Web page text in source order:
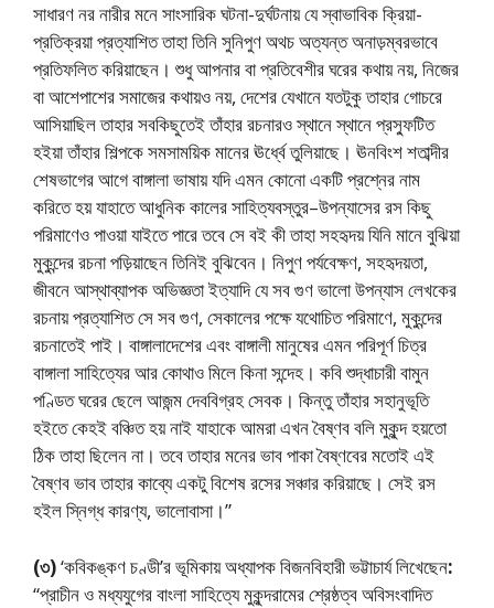
সাধারণ নর নারীর মনে সাংসারিক ঘটনা-দুর্ঘটনায় যে স্বাভাবিক ক্রিয়া-
প্রতিক্রয়া প্রত্যাশিত তাহা তিনি সুনিপুণ অথচ অত্যন্ত অনাড়ম্বরভাবে
প্রতিফলিত করিয়াছেন। শুধু আপনার বা প্রতিবেশীর ঘরের কথায় নয়, নিজের
বা আশেপাশের সমাজের কথায়ও নয়, দেশের যেখানে যতটুকু তাহার গোচরে
আসিয়াছিল তাহার সবকিছুতেই তাঁহার রচনারও স্থানে স্থানে প্রস্ফুটিত
হইয়া তাঁহার শিল্পকে সমসাময়িক মানের ঊর্ধ্বে তুলিয়াছে। ঊনবিংশ শতাব্দীর
শেষভাগের আগে বাঙ্গালা ভাষায় যদি এমন কোনো একটি প্রশ্নের নাম
করিতে হয় যাহাতে আধুনিক কালের সাহিত্যবস্তুর–উপন্যাসের রস কিছু
পরিমাণেও পাওয়া যাইতে পারে তবে সে বই কী তাহা সহহৃদয় যিনি মানে বুঝিয়া
মুকুন্দের রচনা পড়িয়াছেন তিনিই বুঝিবেন। নিপুণ পর্যবেক্ষণ, সহহৃদয়তা,
জীবনে আস্থাব্যাপক অভিজ্ঞতা ইত্যাদি যে সব গুণ ভালো উপন্যাস লেখকের
রচনায় প্রত্যাশিত সে সব গুণ, সেকালের পক্ষে যথোচিত পরিমাণে, মুকুন্দের
রচনাতেই পাই। বাঙ্গালাদেশের এবং বাঙ্গালী মানুষের এমন পরিপূর্ণ চিত্র
বাঙ্গালা সাহিত্যের আর কোথাও মিলে কিনা সন্দেহ। কবি শুদ্ধাচারী বামুন
পণ্ডিত ঘরের ছেলে আজন্ম দেববিগ্রহ সেবক। কিন্তু তাঁহার সহানুভূতি
হইতে কেহই বঞ্চিত হয় নাই যাহাকে আমরা এখন বৈষ্ণব বলি মুকুন্দ হয়তো
ঠিক তাহা ছিলেন না। তবে তাহার মনের ভাব পাকা বৈষ্ণবের মতোই এই
বৈষ্ণব ভাব তাহার কাব্যে একটু বিশেষ রসের সঞ্চার করিয়াছে। সেই রস
হইল স্নিগ্ধ কারণ্য, ভালোবাসা।”
(৩)‘কবিকঙ্কণ চণ্ডী’র ভূমিকায় অধ্যাপক বিজনবিহারী ভট্টাচার্য লিখেছেন:
“প্রাচীন ও মধ্যযুগের বাংলা সাহিত্যে মুকুন্দরামের শ্রেষ্ঠত্ব অবিসংবাদিত